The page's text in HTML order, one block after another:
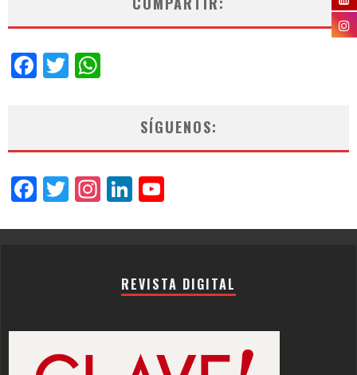
Facebook
Twitter
SÍGUENOS:
Facebook
Twitter
Instagram
LinkedIn
REVISTA DIGITAL